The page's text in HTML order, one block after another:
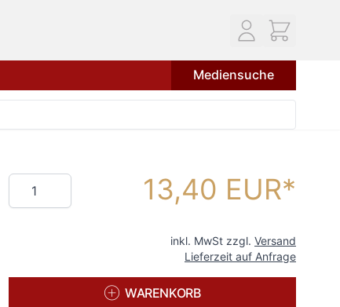
Mediensuche
Menge 13,40 EUR
inkl. MwSt zzgl. Versand
Lieferzeit auf Anfrage
WARENKORB